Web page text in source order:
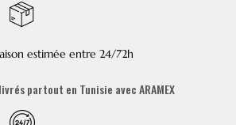
estimée entre 24/72h
partout en Tunisie avec ARAMEX